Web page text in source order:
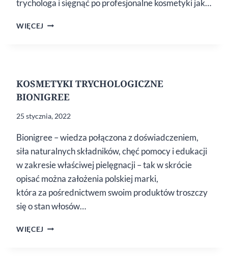
trychologa i sięgnąć po profesjonalne kosmetyki jak…
WIĘCEJ EMULSJA
KOSMETYKI TRYCHOLOGICZNE
BIONIGREE
25 stycznia, 2022
Bionigree – wiedza połączona z doświadczeniem,
siła naturalnych składników, chęć pomocy i edukacji
w zakresie właściwej pielęgnacji – tak w skrócie
opisać można założenia polskiej marki,
która za pośrednictwem swoim produktów troszczy
się o stan włosów…
WIĘCEJ KOSMETYKI